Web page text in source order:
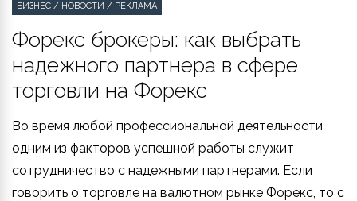
БИЗНЕС / НОВОСТИ / РЕКЛАМА
Форекс брокеры: как выбрать
надежного партнера в сфере
торговли на Форекс
Во время любой профессиональной деятельности
одним из факторов успешной работы служит
сотрудничество с надежными партнерами. Если
говорить о торговле на валютном рынке Форекс, то с